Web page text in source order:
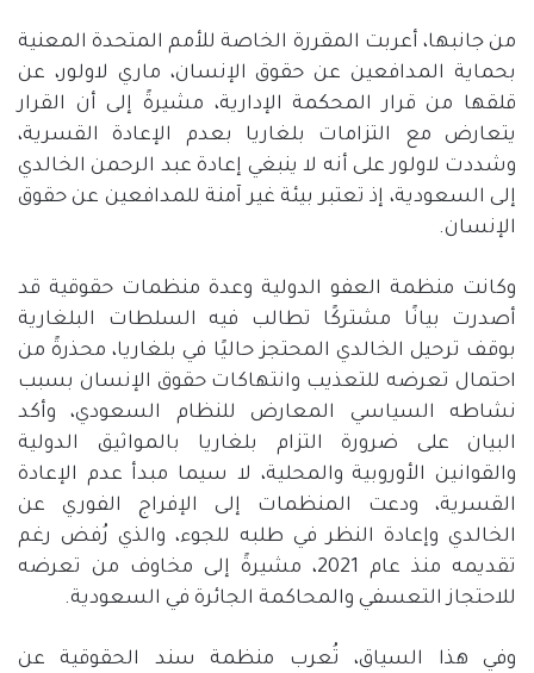
من جانبها، أعربت المقررة الخاصة للأمم المتحدة المعنية
بحماية المدافعين عن حقوق الإنسان، ماري لاولور، عن
قلقها من قرار المحكمة الإدارية، مشيرةً إلى أن القرار
يتعارض مع التزامات بلغاريا بعدم الإعادة القسرية،
وشددت لاولور على أنه لا ينبغي إعادة عبد الرحمن الخالدي
إلى السعودية، إذ تعتبر بيئة غير آمنة للمدافعين عن حقوق
الإنسان.
وكانت منظمة العفو الدولية وعدة منظمات حقوقية قد
أصدرت بيانًا مشتركًا تطالب فيه السلطات البلغارية
بوقف ترحيل الخالدي المحتجز حاليًا في بلغاريا، محذرةً من
احتمال تعرضه للتعذيب وانتهاكات حقوق الإنسان بسبب
نشاطه السياسي المعارض للنظام السعودي، وأكد
البيان على ضرورة التزام بلغاريا بالمواثيق الدولية
والقوانين الأوروبية والمحلية، لا سيما مبدأ عدم الإعادة
القسرية، ودعت المنظمات إلى الإفراج الفوري عن
الخالدي وإعادة النظر في طلبه للجوء، والذي رُفض رغم
تقديمه منذ عام
، مشيرةً إلى مخاوف من تعرضه
للاحتجاز التعسفي والمحاكمة الجائرة في السعودية.
وفي هذا السياق، تُعرب منظمة سند الحقوقية عن